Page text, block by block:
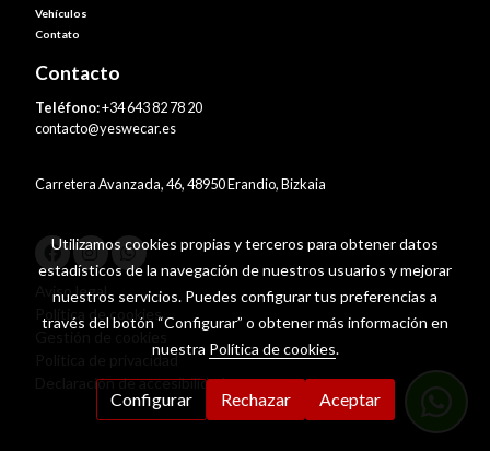
Vehículos
Contato
Contacto
Teléfono:+34 643 82 78 20
contacto@yeswecar.es
Carretera Avanzada, 46, 48950 Erandio, Bizkaia
Aviso legal
Política de cookies
Política de privacidad
Declaración de accesibilidad
Utilizamos cookies propias y terceros para obtener datos
estadísticos de la navegación de nuestros usuarios y mejorar
nuestros servicios. Puedes configurar tus preferencias a
través del botón “Configurar” o obtener más información en
nuestra Política de cookies.
Configurar Rechazar Aceptar